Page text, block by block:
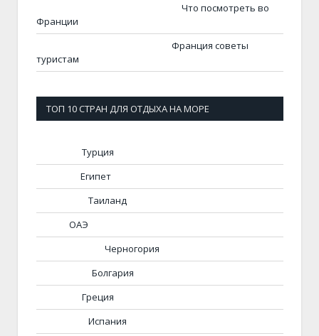
Что посмотреть во
Франции
Франция советы
туристам
ТОП 10 СТРАН ДЛЯ ОТДЫХА НА МОРЕ
Турция
Египет
Таиланд
ОАЭ
Черногория
Болгария
Греция
Испания